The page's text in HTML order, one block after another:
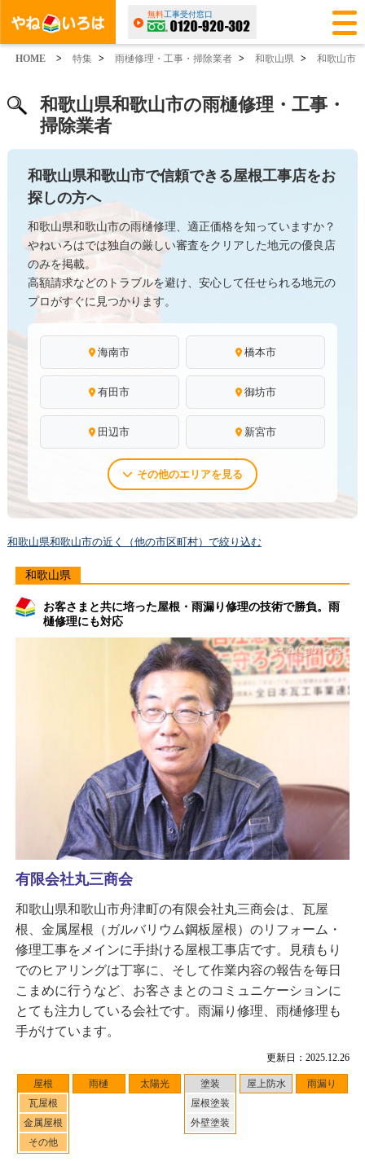
無料工事受付窓口
HOME > 特集 > 雨樋修理・工事・掃除業者 > 和歌山県 > 和歌山市
和歌山県和歌山市の雨樋修理・工事・
掃除業者
和歌山県和歌山市で信頼できる屋根工事店をお
探しの方へ
和歌山県和歌山市の雨樋修理、適正価格を知っていますか？
やねいろはでは独自の厳しい審査をクリアした地元の優良店
のみを掲載。
高額請求などのトラブルを避け、安心して任せられる地元の
プロがすぐに見つかります。
海南市 橋本市
有田市 御坊市
田辺市 新宮市
その他のエリアを見る
和歌山県和歌山市の近く（他の市区町村）で絞り込む
和歌山県
お客さまと共に培った屋根・雨漏り修理の技術で勝負。雨
樋修理にも対応
更新日：2025.12.26
屋根
瓦屋根
金属屋根
その他
雨樋 太陽光
塗装
屋根塗装
外壁塗装
屋上防水 雨漏り
有限会社丸三商会
和歌山県和歌山市舟津町の有限会社丸三商会は、瓦屋
根、金属屋根（ガルバリウム鋼板屋根）のリフォーム・
修理工事をメインに手掛ける屋根工事店です。見積もり
でのヒアリングは丁寧に、そして作業内容の報告を毎日
こまめに行うなど、お客さまとのコミュニケーションに
とても注力している会社です。雨漏り修理、雨樋修理も
手がけています。